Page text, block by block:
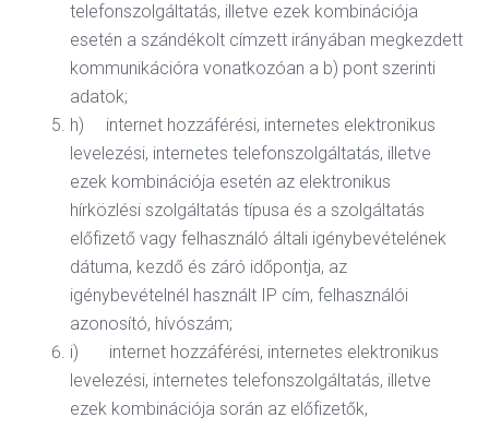
telefonszolgáltatás, illetve ezek kombinációja
esetén a szándékolt címzett irányában megkezdett
kommunikációra vonatkozóan a b) pont szerinti
adatok;
h) internet hozzáférési, internetes elektronikus
levelezési, internetes telefonszolgáltatás, illetve
ezek kombinációja esetén az elektronikus
hírközlési szolgáltatás típusa és a szolgáltatás
előfizető vagy felhasználó általi igénybevételének
dátuma, kezdő és záró időpontja, az
igénybevételnél használt IP cím, felhasználói
azonosító, hívószám;
i) internet hozzáférési, internetes elektronikus
levelezési, internetes telefonszolgáltatás, illetve
ezek kombinációja során az előfizetők,